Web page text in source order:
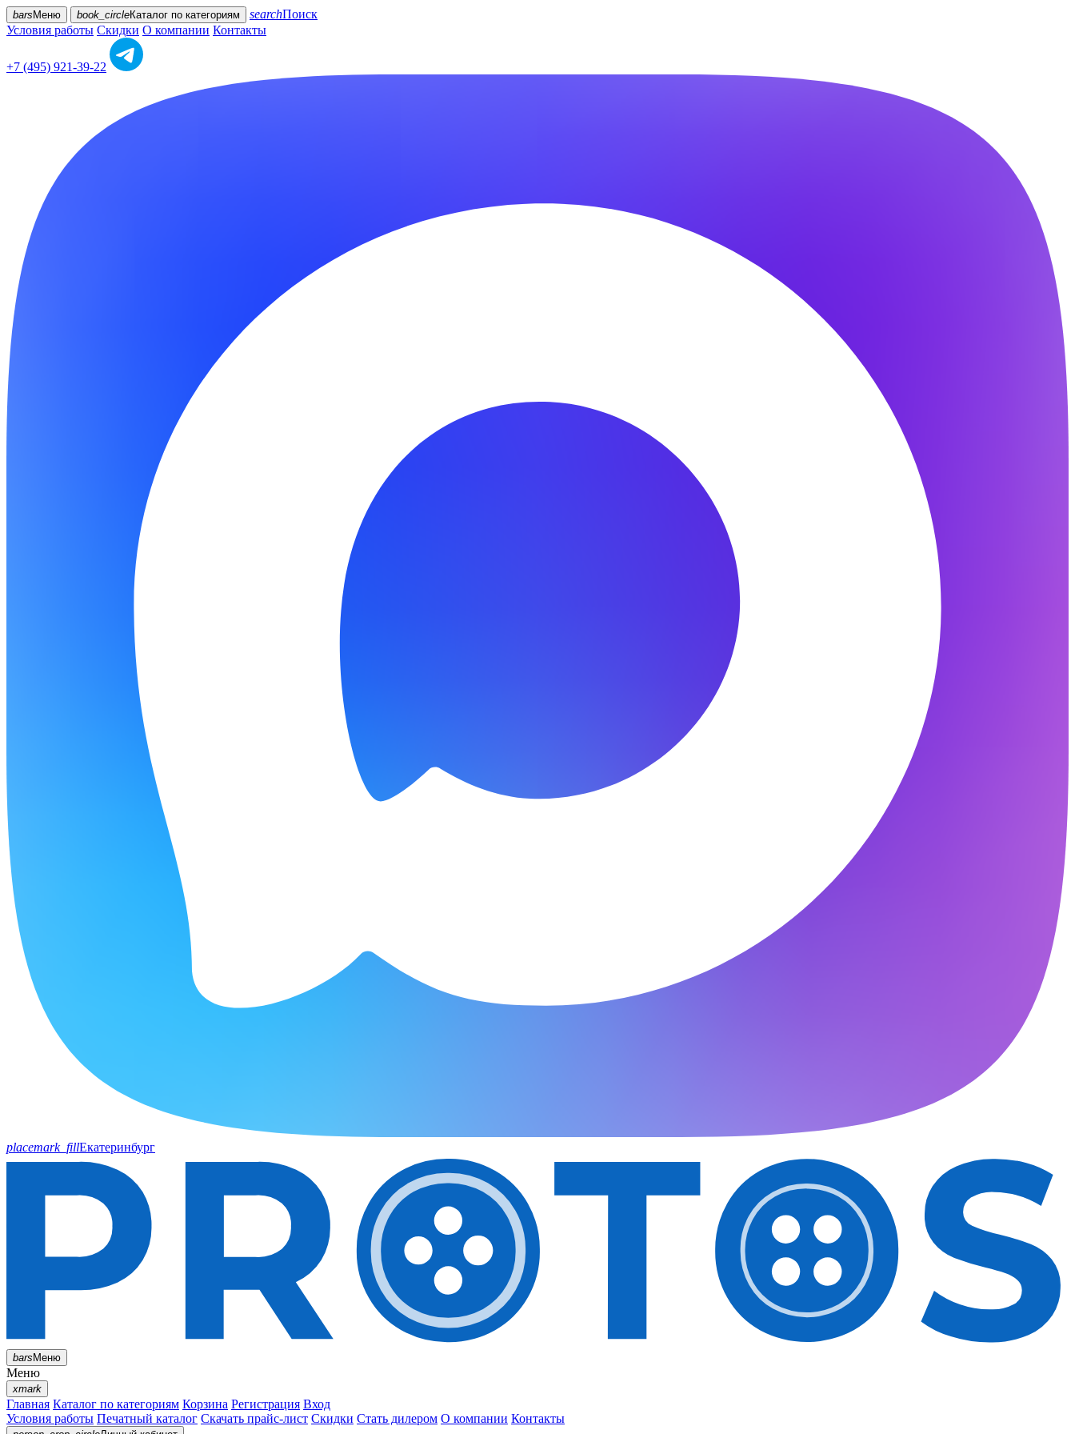
bars Меню book_circleКаталог по категориям searchПоиск
Условия работы Скидки О компании Контакты
+7 (495) 921-39-22
placemark_fillЕкатеринбург
barsМеню
Меню
xmark
Главная Каталог по категориям Корзина Регистрация Вход
Условия работы Печатный каталог Скачать прайс-лист Скидки Стать дилером О компании Контакты